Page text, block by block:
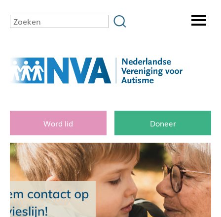
Word lid Doneer